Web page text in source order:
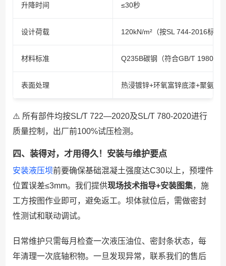
升降时间 ≤30秒
设计荷载 120kN/m²（按SL 744-2016标准
材料标准 Q235B碳钢（符合GB/T 19804-
表面处理 热浸镀锌+环氧富锌底漆+聚氨酯
⚠️ 所有部件均按SL/T 722—2020及SL/T 780-2020进行
质量控制，出厂前100%试压检测。
四、装得对，才用得久！安装与维护要点
安装液压坝前要确保基础混凝土强度达C30以上，预埋件
位置误差≤3mm。我们提供现场技术指导+安装图集，施
工方按图作业即可，避免返工。坝体就位后，需做密封
性测试和联动调试。
日常维护只需每月检查一次液压油位、密封条状态，每
年清理一次底轴积物。一旦发现异常，联系我们的售后